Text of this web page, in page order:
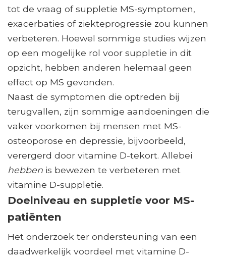
tot de vraag of suppletie MS-symptomen,
exacerbaties of ziekteprogressie zou kunnen
verbeteren. Hoewel sommige studies wijzen
op een mogelijke rol voor suppletie in dit
opzicht, hebben anderen helemaal geen
effect op MS gevonden.
Naast de symptomen die optreden bij
terugvallen, zijn sommige aandoeningen die
vaker voorkomen bij mensen met MS-
osteoporose en depressie, bijvoorbeeld,
verergerd door vitamine D-tekort. Allebei
hebben is bewezen te verbeteren met
vitamine D-suppletie.
Doelniveau en suppletie voor MS-
patiënten
Het onderzoek ter ondersteuning van een
daadwerkelijk voordeel met vitamine D-